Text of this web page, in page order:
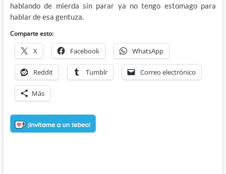
hablando de mierda sin parar ya no tengo estomago para
hablar de esa gentuza.
Comparte esto:
X Facebook WhatsApp
Reddit Tumblr Correo electrónico
Más